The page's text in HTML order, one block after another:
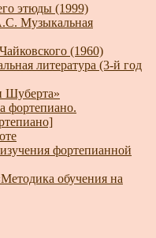
этюды (1999)
Музыкальная
(1960)
литература (3-й год
Шуберта»
фортепиано.
фортепианной
обучения на